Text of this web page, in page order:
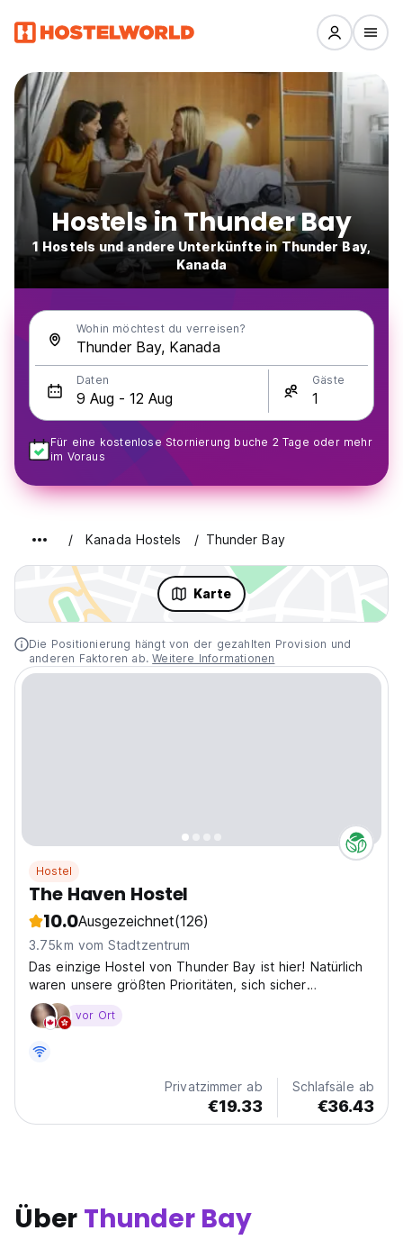
Hostels in Thunder Bay
1 Hostels und andere Unterkünfte in Thunder Bay,
Kanada
Wohin möchtest du verreisen?
Daten Gäste
Für eine kostenlose Stornierung buche 2 Tage oder mehr
im Voraus
Kanada Hostels Thunder Bay
Karte
Die Positionierung hängt von der gezahlten Provision und
anderen Faktoren ab.Weitere Informationen
Hostel
The Haven Hostel
10.0Ausgezeichnet(126)
3.75km vom Stadtzentrum
Das einzige Hostel von Thunder Bay ist hier! Natürlich
waren unsere größten Prioritäten, sich sicher
anzupassen
vor Ort
Privatzimmer ab
€19.33
Schlafsäle ab
€36.43
Über Thunder Bay